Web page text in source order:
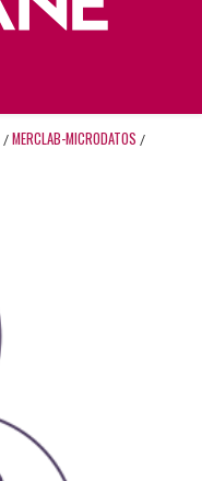
/ MERCLAB-MICRODATOS /